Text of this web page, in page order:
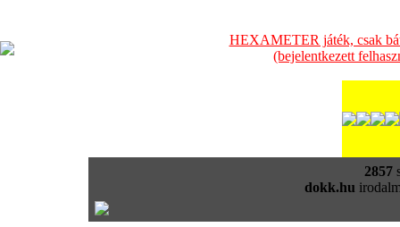
HEXAMETER játék, csak
(bejelentkezett
2857
dokk.hu